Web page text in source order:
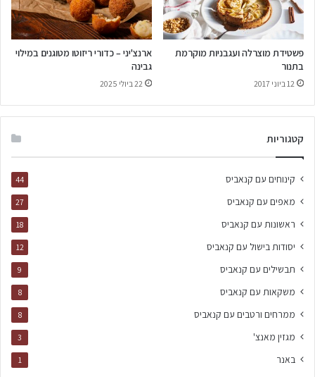
פשטידת מוצרלה ועגבניות מוקרמת
בתנור
12 ביוני 2017
ארנצ'יני – כדורי ריזוטו מטוגנים במילוי
גבינה
22 ביולי 2025
קטגוריות
קינוחים עם קנאביס 44
מאפים עם קנאביס 27
ראשונות עם קנאביס 18
יסודות בישול עם קנאביס 12
תבשילים עם קנאביס 9
משקאות עם קנאביס 8
ממרחים ורטבים עם קנאביס 8
מגזין מאנצ' 3
באנר 1